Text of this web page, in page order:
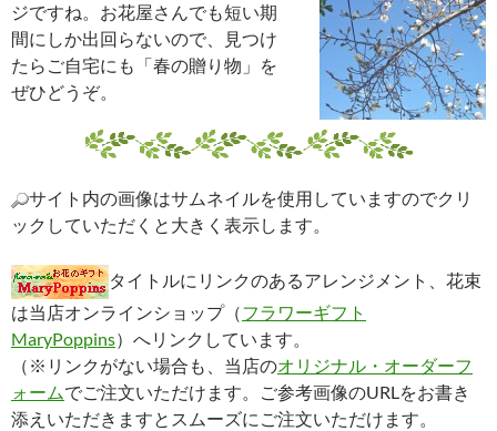
ジですね。お花屋さんでも短い期
間にしか出回らないので、見つけ
たらご自宅にも「春の贈り物」を
ぜひどうぞ。
サイト内の画像はサムネイルを使用していますのでクリ
ックしていただくと大きく表示します。
タイトルにリンクのあるアレンジメント、花束
は当店オンラインショップ（フラワーギフト
MaryPoppins）へリンクしています。
（※リンクがない場合も、当店のオリジナル・オーダーフ
ォームでご注文いただけます。ご参考画像のURLをお書き
添えいただきますとスムーズにご注文いただけます。